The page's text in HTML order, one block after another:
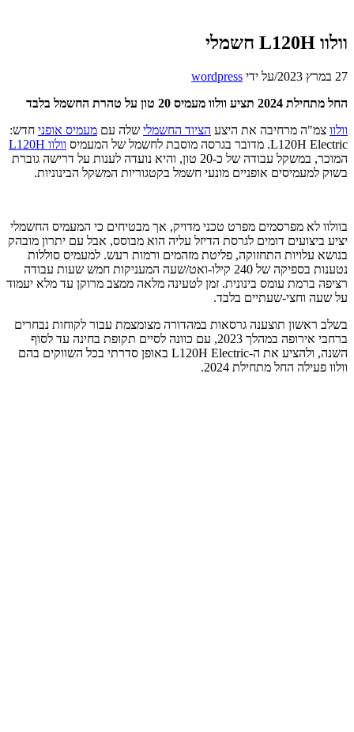
וולוו L120H חשמלי
27 במרץ 2023 /על ידי wordpress
החל מתחילת 2024 תציע וולוו מעמיס 20 טון על טהרת החשמל בלבד
וולוו צמ"ה מרחיבה את היצע הציוד החשמלי שלה עם מעמיס אופני חדש:
L120H Electric. מדובר בגרסה מוסבת לחשמל של המעמיס
וולוו L120H
המוכר, במשקל עבודה של כ-20 טון, והיא נועדה לענות על דרישה גוברת
בשוק למעמיסים אופניים מונעי חשמל בקטגוריות המשקל הבינוניות.
בוולוו לא מפרסמים מפרט טכני מדויק, אך מבטיחים כי המעמיס החשמלי
יציע ביצועים דומים לגרסת הדיזל עליה הוא מבוסס, אבל עם יתרון מובהק
בנושא עלויות התחזוקה, פליטת מזהמים ורמות רעש. למעמיס סוללות
נטענות בספיקה של 240 קילו-ואט/שעה המעניקות חמש שעות עבודה
רציפה ברמת עומס בינונית. זמן לטעינה מלאה ממצב מרוקן עד מלא יעמוד
על שעה וחצי-שעתיים בלבד.
בשלב ראשון תוצענה גרסאות במהדורה מצומצמת עבור לקוחות נבחרים
ברחבי אירופה במהלך 2023, עם כוונה לסיים תקופת בחינה עד לסוף
השנה, ולהציע את ה-L120H Electric באופן סדרתי בכל השווקים בהם
וולוו פעילה החל מתחילת 2024.